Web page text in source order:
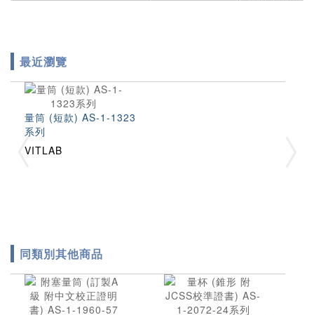
最近瀏覽
量筒 (短款) AS-1-1323
系列
VITLAB
同類別其他商品